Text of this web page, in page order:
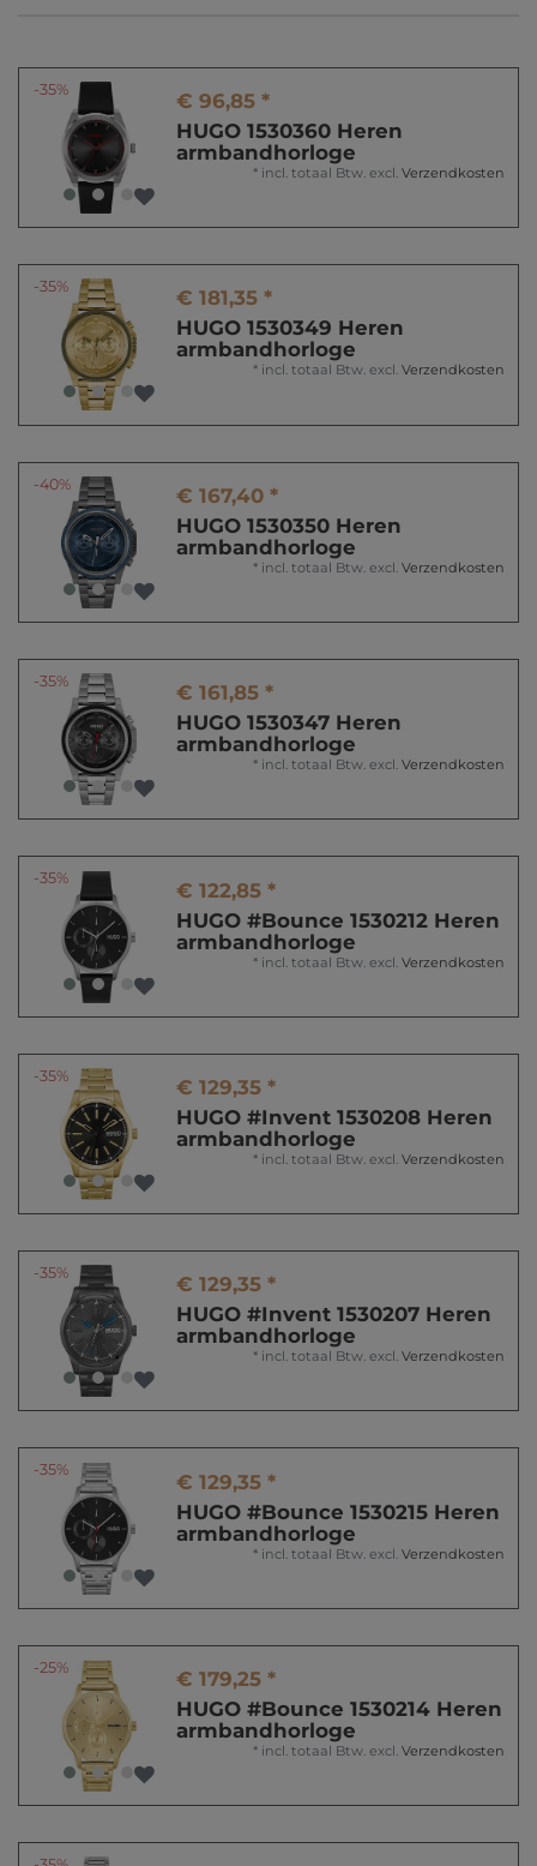
-35%
€ 96,85 *
HUGO 1530360 Heren
armbandhorloge
* incl. totaal Btw. excl. Verzendkosten
-35%
€ 181,35 *
HUGO 1530349 Heren
armbandhorloge
* incl. totaal Btw. excl. Verzendkosten
-40%
€ 167,40 *
HUGO 1530350 Heren
armbandhorloge
* incl. totaal Btw. excl. Verzendkosten
-35%
€ 161,85 *
HUGO 1530347 Heren
armbandhorloge
* incl. totaal Btw. excl. Verzendkosten
-35%
€ 122,85 *
HUGO #Bounce 1530212 Heren
armbandhorloge
* incl. totaal Btw. excl. Verzendkosten
-35%
€ 129,35 *
HUGO #Invent 1530208 Heren
armbandhorloge
* incl. totaal Btw. excl. Verzendkosten
-35%
€ 129,35 *
HUGO #Invent 1530207 Heren
armbandhorloge
* incl. totaal Btw. excl. Verzendkosten
-35%
€ 129,35 *
HUGO #Bounce 1530215 Heren
armbandhorloge
* incl. totaal Btw. excl. Verzendkosten
-25%
€ 179,25 *
HUGO #Bounce 1530214 Heren
armbandhorloge
* incl. totaal Btw. excl. Verzendkosten